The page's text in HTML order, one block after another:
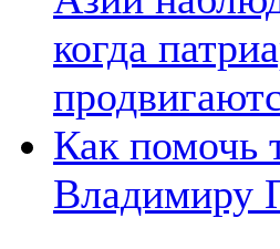
когда
Как помочь
Владимиру